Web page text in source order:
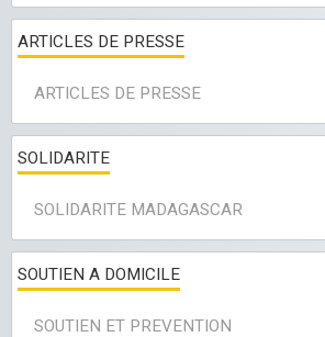
ARTICLES DE PRESSE
ARTICLES DE PRESSE
SOLIDARITE
SOLIDARITE MADAGASCAR
SOUTIEN A DOMICILE
SOUTIEN ET PREVENTION